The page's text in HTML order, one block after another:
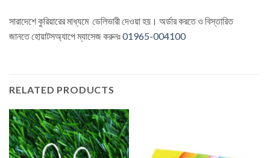
সারাদেশে কুরিয়ারের মাধ্যমে ডেলিভারী দেওয়া হয়। অর্ডার করতে ও বিস্তারিত
জানতেহোয়াটসঅ্যাপে ম্যাসেজকরুনঃ01965-004100
RELATED PRODUCTS